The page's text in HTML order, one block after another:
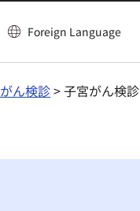
Foreign Language
がん検診> 子宮がん検診